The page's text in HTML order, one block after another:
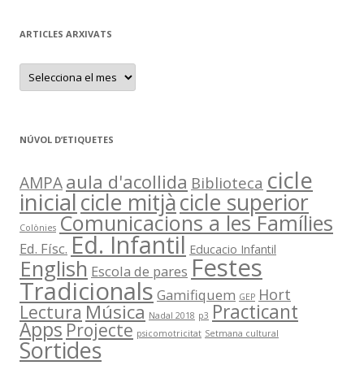
ARTICLES ARXIVATS
A
T
E
X
I
A
T
NÚVOL D’ETIQUETES
AMPAaula d'acollida Biblioteca cicle
inicialcicle mitjàcicle superior
Colònies Comunicacions a les Famílies
Ed. Físc. Ed. Infantil Educacio Infantil
English Escola de pares Festes
Tradicionals Gamifiquem GEP Hort
Lectura Música Nadal 2018 p3 Practicant
Apps Projecte psicomotricitat Setmana cultural
Sortides